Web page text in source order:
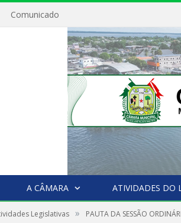
Comunicado
A CÂMARA ATIVIDADES DO
Legislativas » PAUTA DA SESSÃO